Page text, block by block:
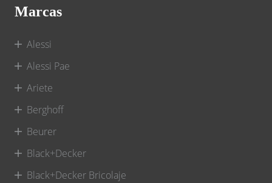
Marcas
Alessi
Alessi Pae
Ariete
Berghoff
Beurer
Black+Decker
Black+Decker Bricolaje